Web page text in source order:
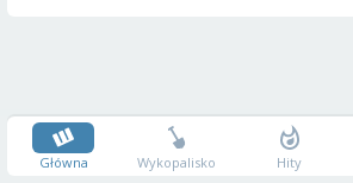
Główna Wykopalisko Hity